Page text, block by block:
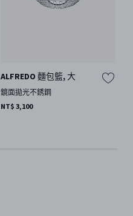
ALFREDO 麵包籃, 大
鏡面拋光不銹鋼
NT$ 3,100